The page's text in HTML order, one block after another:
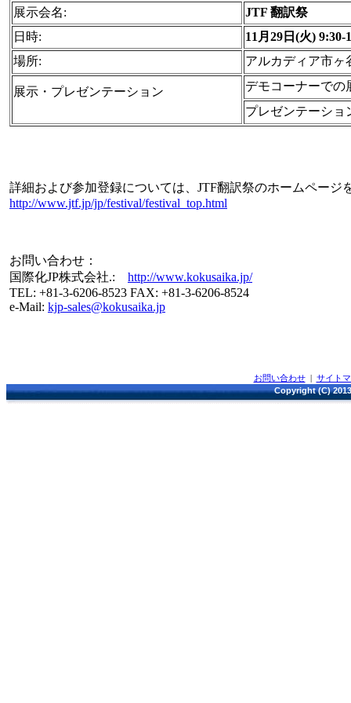
展示会名:
JTF 翻訳祭
日時:
11月29日(火) 9:30-
場所:
アルカディア市ヶ
展示・プレゼンテーション
デモコーナーでの
プレゼンテーショ
詳細および参加登録については、JTF翻訳祭のホームページ
http://www.jtf.jp/jp/festival/festival_top.html
お問い合わせ：
国際化JP株式会社.: http://www.kokusaika.jp/
TEL: +81-3-6206-8523 FAX: +81-3-6206-8524
e-Mail: kjp-sales@kokusaika.jp
お問い合わせ| サイト
Copyright (C)